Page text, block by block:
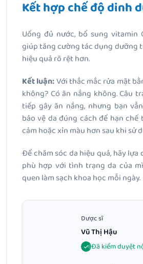
Kết hợp chế độ dinh
Uống đủ nước, bổ sung vitamin
giúp tăng cường tác dụng dưỡng
hiệu quả rõ rệt hơn.
Kết luận:Với thắc mắc rửa mặt
không? Có ăn nắng không. Câu
tiếp gây ăn nắng, nhưng bạn
bảo vệ da đúng cách để hạn
cảm hoặc xỉn màu hơn sau khi sử
Để chăm sóc da hiệu quả, hãy
phù hợp với tình trạng da của
quen làm sạch khoa học mỗi ngày.
Dược sĩ
Vũ Thị Hậu
Đã kiểm duyệt